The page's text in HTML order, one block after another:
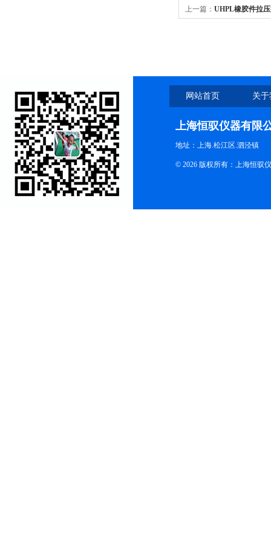
上一篇： UHPL橡胶件拉
网站首页 关
上海恒驭仪器有限
地址：上海.松江区.泗泾镇
© 2026 版权所有：上海恒驭